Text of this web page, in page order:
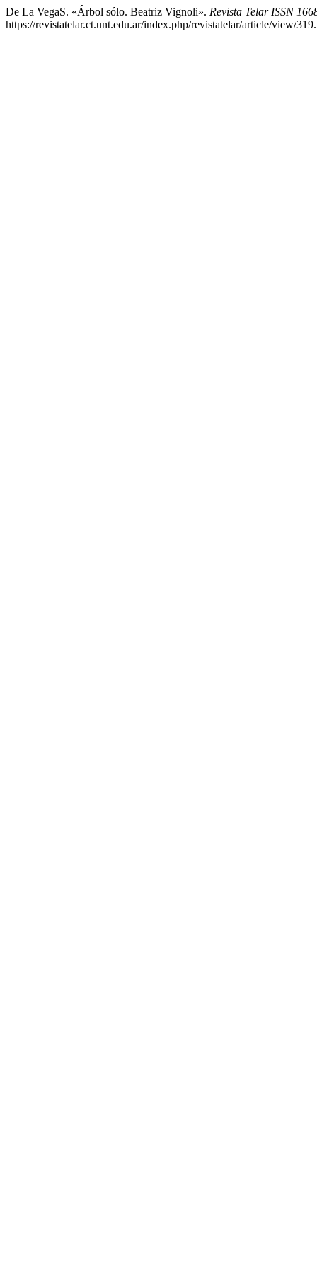
De La VegaS. «Árbol sólo. Beatriz Vignoli». Revista Telar ISSN
https://revistatelar.ct.unt.edu.ar/index.php/revistatelar/article/view/319.